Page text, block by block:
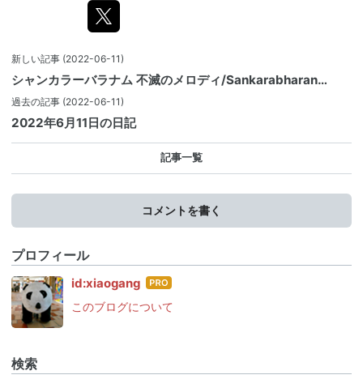
新しい記事 (2022-06-11)
シャンカラーバラナム 不滅のメロディ/Sankarabharan…
過去の記事 (2022-06-11)
2022年6月11日の日記
記事一覧
コメントを書く
プロフィール
id:xiaogang はて
ログ
このブログについて
検索